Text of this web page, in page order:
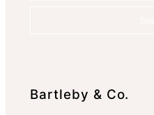
Bartleby & Co.